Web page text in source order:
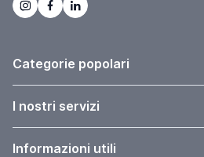
Categorie popolari
I nostri servizi
Informazioni utili